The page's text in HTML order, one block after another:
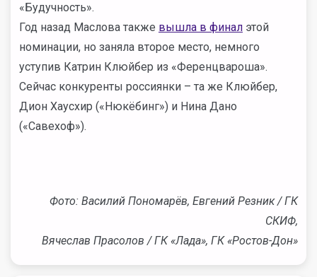
«Будучность».
Год назад Маслова также вышла в финал этой
номинации, но заняла второе место, немного
уступив Катрин Клюйбер из «Ференцвароша».
Сейчас конкуренты россиянки – та же Клюйбер,
Дион Хаусхир («Нюкёбинг») и Нина Дано
(«Савехоф»).
Фото: Василий Пономарёв, Евгений Резник / ГК
СКИФ,
Вячеслав Прасолов / ГК «Лада», ГК «Ростов-Дон»